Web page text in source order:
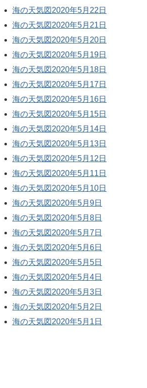
海の天気図2020年5月22日
海の天気図2020年5月21日
海の天気図2020年5月20日
海の天気図2020年5月19日
海の天気図2020年5月18日
海の天気図2020年5月17日
海の天気図2020年5月16日
海の天気図2020年5月15日
海の天気図2020年5月14日
海の天気図2020年5月13日
海の天気図2020年5月12日
海の天気図2020年5月11日
海の天気図2020年5月10日
海の天気図2020年5月9日
海の天気図2020年5月8日
海の天気図2020年5月7日
海の天気図2020年5月6日
海の天気図2020年5月5日
海の天気図2020年5月4日
海の天気図2020年5月3日
海の天気図2020年5月2日
海の天気図2020年5月1日